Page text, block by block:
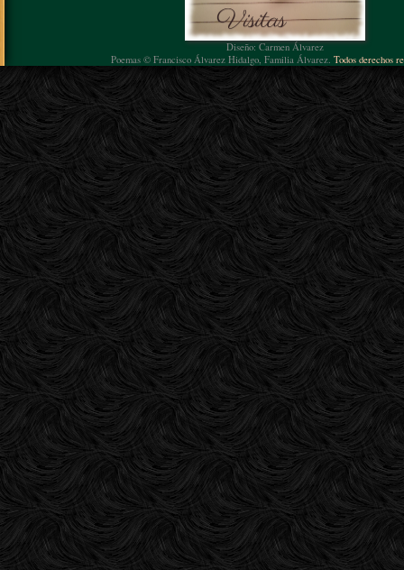
Diseño: Carmen Álvarez
Poemas © Francisco Álvarez Hidalgo, Familia Álvarez. Todos derechos